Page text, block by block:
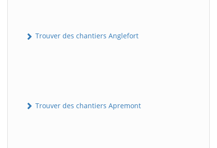
Trouver des chantiers Anglefort
Trouver des chantiers Apremont